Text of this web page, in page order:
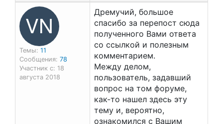
VN
Темы: 11
Сообщения: 78
Участник с: 18
августа 2018
Дремучий, большое
спасибо за перепост сюда
полученного Вами ответа
со ссылкой и полезным
комментарием.
Между делом,
пользователь, задавший
вопрос на том форуме,
как-то нашел здесь эту
тему и, вероятно,
ознакомился с Вашим